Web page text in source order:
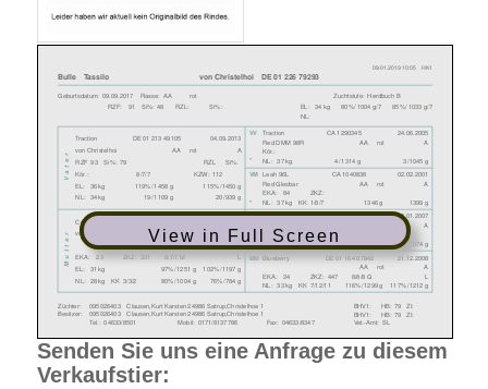
View in Full Screen
Senden Sie uns eine Anfrage zu diesem
Verkaufstier: